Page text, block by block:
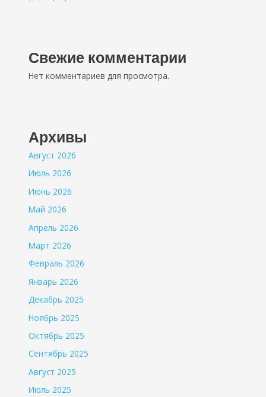
Свежие комментарии
Нет комментариев для просмотра.
Архивы
Август 2026
Июль 2026
Июнь 2026
Май 2026
Апрель 2026
Март 2026
Февраль 2026
Январь 2026
Декабрь 2025
Ноябрь 2025
Октябрь 2025
Сентябрь 2025
Август 2025
Июль 2025